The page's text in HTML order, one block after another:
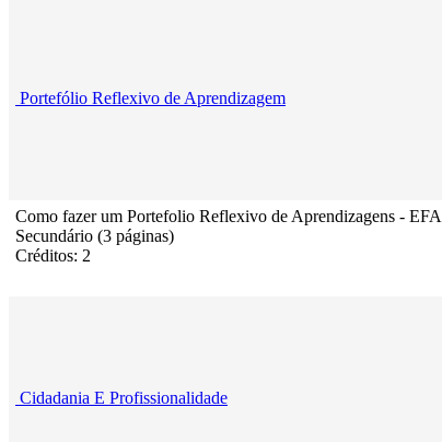
Portefólio Reflexivo de Aprendizagem
Como fazer um Portefolio Reflexivo de Aprendizagens - EFA
Secundário (3 páginas)
Créditos: 2
Cidadania E Profissionalidade